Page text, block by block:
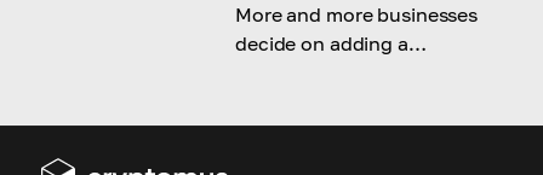
More and more businesses
decide on adding a
Wonder how to do it too? Let's